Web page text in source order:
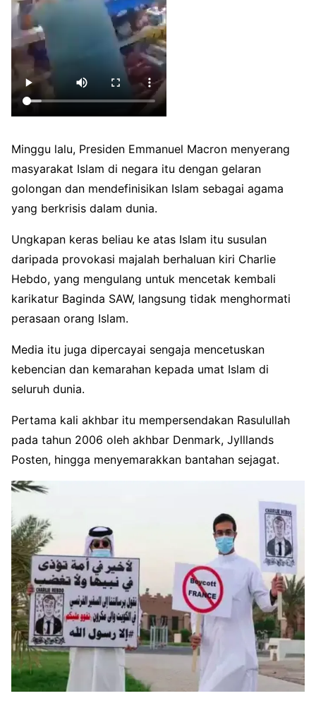
Minggu lalu, Presiden Emmanuel Macron menyerang
masyarakat Islam di negara itu dengan gelaran
golongan dan mendefinisikan Islam sebagai agama
yang berkrisis dalam dunia.
Ungkapan keras beliau ke atas Islam itu susulan
daripada provokasi majalah berhaluan kiri Charlie
Hebdo, yang mengulang untuk mencetak kembali
karikatur Baginda SAW, langsung tidak menghormati
perasaan orang Islam.
Media itu juga dipercayai sengaja mencetuskan
kebencian dan kemarahan kepada umat Islam di
seluruh dunia.
Pertama kali akhbar itu mempersendakan Rasulullah
pada tahun 2006 oleh akhbar Denmark, Jylllands
Posten, hingga menyemarakkan bantahan sejagat.